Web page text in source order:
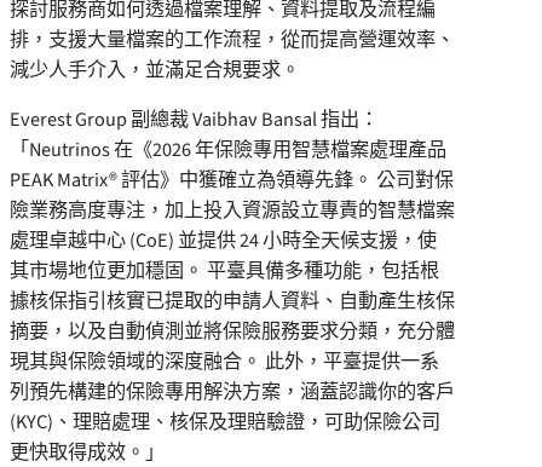
探討服務商如何透過檔案理解、資料提取及流程編
排，支援大量檔案的工作流程，從而提高營運效率、
減少人手介入，並滿足合規要求。
Everest Group 副總裁 Vaibhav Bansal 指出：
「Neutrinos 在《2026 年保險專用智慧檔案處理產品
PEAK Matrix® 評估》中獲確立為領導先鋒。 公司對保
險業務高度專注，加上投入資源設立專責的智慧檔案
處理卓越中心 (CoE) 並提供 24 小時全天候支援，使
其市場地位更加穩固。 平臺具備多種功能，包括根
據核保指引核實已提取的申請人資料、自動產生核保
摘要，以及自動偵測並將保險服務要求分類，充分體
現其與保險領域的深度融合。 此外，平臺提供一系
列預先構建的保險專用解決方案，涵蓋認識你的客戶
(KYC)、理賠處理、核保及理賠驗證，可助保險公司
更快取得成效。」